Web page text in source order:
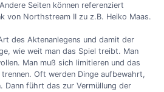
Seiten können referenziert
von Northstream II zu z.B. Heiko Maas.
des Aktenanlegens und damit der
wie weit man das Spiel treibt. Man
Man muß sich limitieren und das
Oft werden Dinge aufbewahrt,
Dann führt das zur Vermüllung der